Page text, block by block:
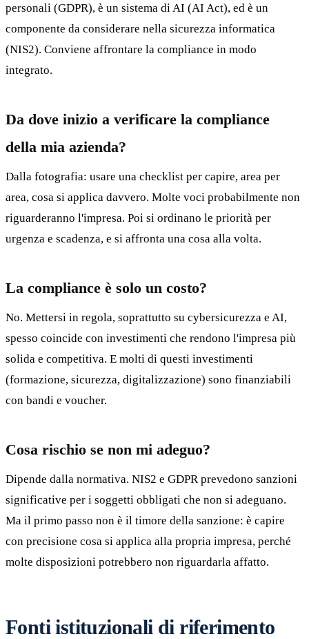
personali (GDPR), è un sistema di AI (AI Act), ed è un
componente da considerare nella sicurezza informatica
(NIS2). Conviene affrontare la compliance in modo
integrato.
Da dove inizio a verificare la compliance
della mia azienda?
Dalla fotografia: usare una checklist per capire, area per
area, cosa si applica davvero. Molte voci probabilmente non
riguarderanno l'impresa. Poi si ordinano le priorità per
urgenza e scadenza, e si affronta una cosa alla volta.
La compliance è solo un costo?
No. Mettersi in regola, soprattutto su cybersicurezza e AI,
spesso coincide con investimenti che rendono l'impresa più
solida e competitiva. E molti di questi investimenti
(formazione, sicurezza, digitalizzazione) sono finanziabili
con bandi e voucher.
Cosa rischio se non mi adeguo?
Dipende dalla normativa. NIS2 e GDPR prevedono sanzioni
significative per i soggetti obbligati che non si adeguano.
Ma il primo passo non è il timore della sanzione: è capire
con precisione cosa si applica alla propria impresa, perché
molte disposizioni potrebbero non riguardarla affatto.
Fonti istituzionali di riferimento